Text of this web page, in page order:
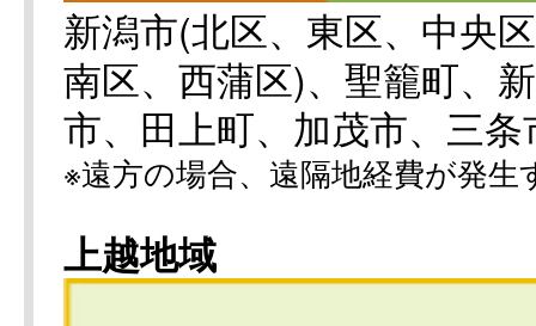
新潟市(北区、東区、中央
南区、西蒲区)、聖籠町、
市、田上町、加茂市、三
※遠方の場合、遠隔地経費が発
上越地域